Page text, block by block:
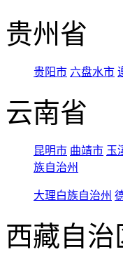
贵州省
贵阳市 六盘水市
云南省
昆明市 曲靖市 玉
族自治州
大理白族自治州
西藏自治